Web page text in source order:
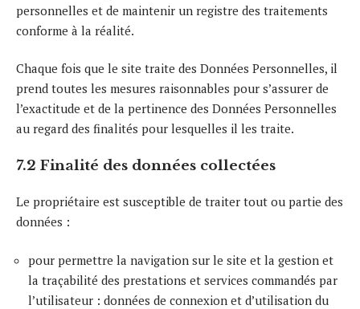
personnelles et de maintenir un registre des traitements
conforme à la réalité.
Chaque fois que le site traite des Données Personnelles, il
prend toutes les mesures raisonnables pour s’assurer de
l’exactitude et de la pertinence des Données Personnelles
au regard des finalités pour lesquelles il les traite.
7.2 Finalité des données collectées
Le propriétaire est susceptible de traiter tout ou partie des
données :
pour permettre la navigation sur le site et la gestion et
la traçabilité des prestations et services commandés par
l’utilisateur : données de connexion et d’utilisation du